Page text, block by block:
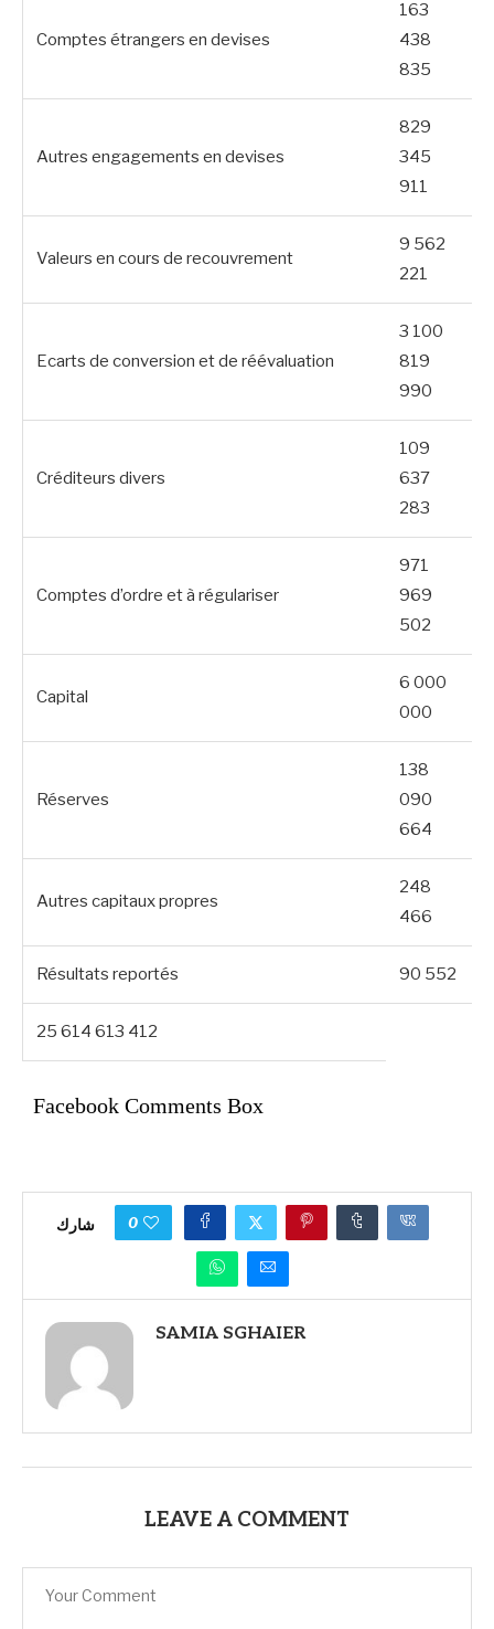
Comptes étrangers en devises
163
438
835
Autres engagements en devises
829
345
911
Valeurs en cours de recouvrement
9 562
221
Ecarts de conversion et de réévaluation
3 100
819
990
Créditeurs divers
109
637
283
Comptes d’ordre et à régulariser
971
969
502
Capital
6 000
000
Réserves
138
090
664
Autres capitaux propres
248
466
Résultats reportés 90 552
25 614 613 412
Facebook Comments Box
شارك 0
SAMIA SGHAIER
LEAVE A COMMENT